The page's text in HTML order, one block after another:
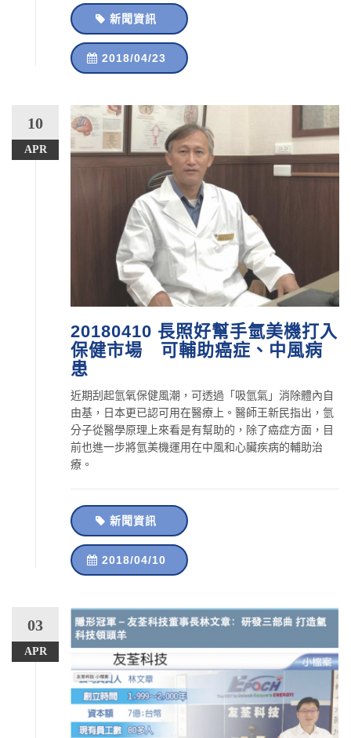
新聞資訊
2018/04/23
10
APR
20180410 長照好幫手氫美機打入
保健市場 可輔助癌症、中風病
患
近期刮起氫氧保健風潮，可透過「吸氫氣」消除體內自
由基，日本更已認可用在醫療上。醫師王新民指出，氫
分子從醫學原理上來看是有幫助的，除了癌症方面，目
前也進一步將氫美機運用在中風和心臟疾病的輔助治
療。
新聞資訊
2018/04/10
03
APR